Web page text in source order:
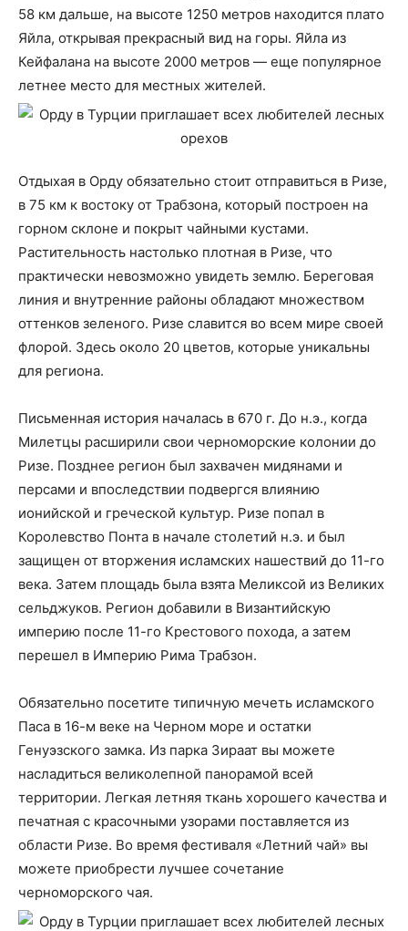
58 км дальше, на высоте 1250 метров находится плато
Яйла, открывая прекрасный вид на горы. Яйла из
Кейфалана на высоте 2000 метров — еще популярное
летнее место для местных жителей.
Отдыхая в Орду обязательно стоит отправиться в Ризе,
в 75 км к востоку от Трабзона, который построен на
горном склоне и покрыт чайными кустами.
Растительность настолько плотная в Ризе, что
практически невозможно увидеть землю. Береговая
линия и внутренние районы обладают множеством
оттенков зеленого. Ризе славится во всем мире своей
флорой. Здесь около 20 цветов, которые уникальны
для региона.
Письменная история началась в 670 г. До н.э., когда
Милетцы расширили свои черноморские колонии до
Ризе. Позднее регион был захвачен мидянами и
персами и впоследствии подвергся влиянию
ионийской и греческой культур. Ризе попал в
Королевство Понта в начале столетий н.э. и был
защищен от вторжения исламских нашествий до 11-го
века. Затем площадь была взята Меликсой из Великих
сельджуков. Регион добавили в Византийскую
империю после 11-го Крестового похода, а затем
перешел в Империю Рима Трабзон.
Обязательно посетите типичную мечеть исламского
Паса в 16-м веке на Черном море и остатки
Генуэзского замка. Из парка Зираат вы можете
насладиться великолепной панорамой всей
территории. Легкая летняя ткань хорошего качества и
печатная с красочными узорами поставляется из
области Ризе. Во время фестиваля «Летний чай» вы
можете приобрести лучшее сочетание
черноморского чая.